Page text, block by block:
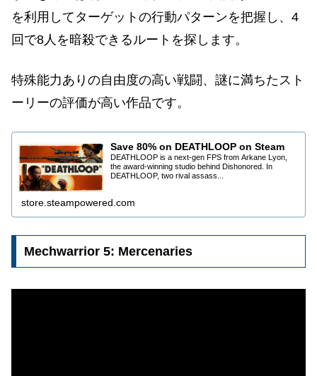
を利用してターゲットの行動パターンを把握し、4
回で8人を暗殺できるルートを探します。
特殊能力ありの自由度の高い戦闘、謎に満ちたスト
ーリーの評価が高い作品です。
Save 80% on DEATHLOOP on Steam
DEATHLOOP is a next-gen FPS from Arkane Lyon,
the award-winning studio behind Dishonored. In
DEATHLOOP, two rival assass...
store.steampowered.com
Mechwarrior 5: Mercenaries